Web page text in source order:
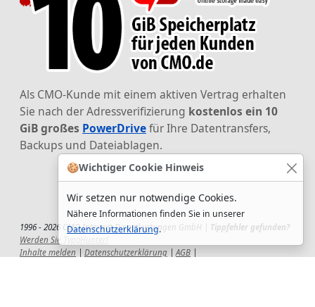
🍪Wichtiger Cookie Hinweis
Wir setzen nur notwendige Cookies.
Nähere Informationen finden Sie in unserer
Datenschutzerklärung.
Als CMO-Kunde mit einem aktiven Vertrag erhalten
Sie nach der Adressverifizierung kostenlos ein 10
GiB großes PowerDrivefür Ihre Datentransfers,
Backups und Dateiablagen.
1996 - 2026 CMO Internet Dienstleistungen GmbH | Tippfehler gefunden?
Werden Sie TypoHunter!
Inhalte melden
Datenschutzerklärung AGB